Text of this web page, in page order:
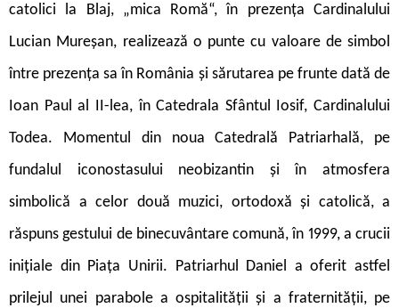
catolici la Blaj, „mica Romă“, în prezența Cardinalului
Lucian Mureșan, realizează o punte cu valoare de simbol
între prezența sa în România și sărutarea pe frunte dată de
Ioan Paul al II-lea, în Catedrala Sfântul Iosif, Cardinalului
Todea. Momentul din noua Catedrală Patriarhală, pe
fundalul iconostasului neobizantin și în atmosfera
simbolică a celor două muzici, ortodoxă și catolică, a
răspuns gestului de binecuvântare comună, în 1999, a crucii
inițiale din Piața Unirii. Patriarhul Daniel a oferit astfel
prilejul unei parabole a ospitalității și a fraternității, pe